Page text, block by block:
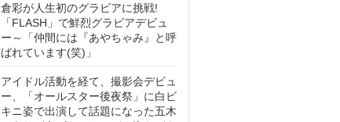
倉彩が人生初のグラビアに挑戦!
「FLASH」で鮮烈グラビアデビュ
ー～「仲間には『あやちゃみ』と呼
ばれています(笑)」
アイドル活動を経て、撮影会デビュ
ー、「オールスター後夜祭」に白ビ
キニ姿で出演して話題になった五木